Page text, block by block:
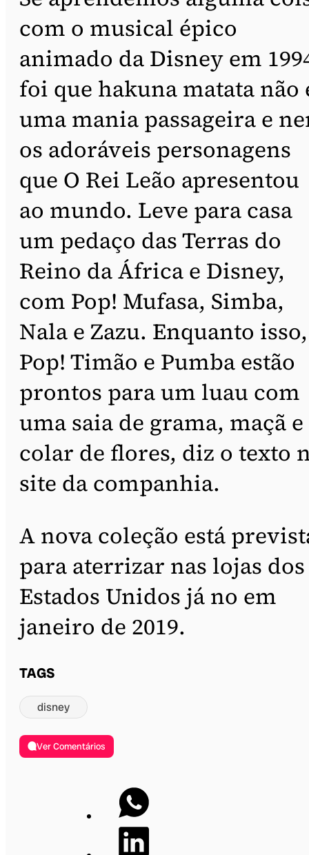
com o musical épico
animado da Disney em
foi que hakuna matata não
uma mania passageira e
os adoráveis personagens
que O Rei Leão apresentou
ao mundo. Leve para casa
um pedaço das Terras do
Reino da África e Disney,
com Pop! Mufasa, Simba,
Nala e Zazu. Enquanto isso,
Pop! Timão e Pumba estão
prontos para um luau com
uma saia de grama, maçã e
colar de flores, diz o texto
site da companhia.
A nova coleção está
para aterrizar nas lojas dos
Estados Unidos já no em
janeiro de 2019.
TAGS
disney
Ver Comentários